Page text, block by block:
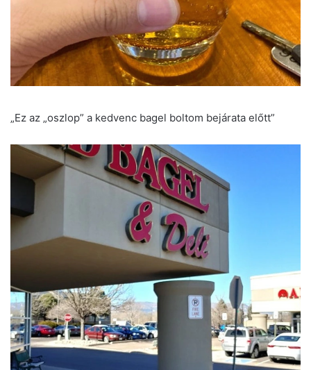
„Ez az „oszlop” a kedvenc bagel boltom bejárata előtt”